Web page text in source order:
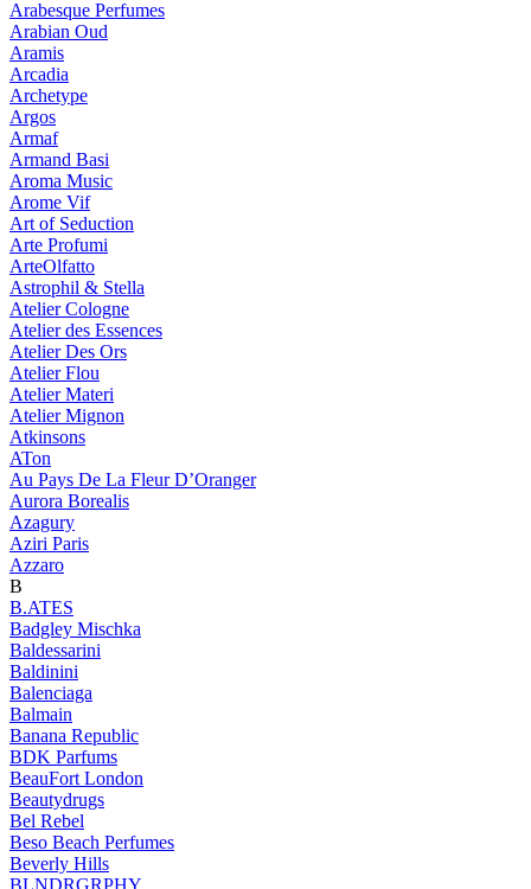
Arabesque Perfumes
Arabian Oud
Aramis
Arcadia
Archetype
Argos
Armaf
Armand Basi
Aroma Music
Arome Vif
Art of Seduction
Arte Profumi
ArteOlfatto
Astrophil & Stella
Atelier Cologne
Atelier des Essences
Atelier Des Ors
Atelier Flou
Atelier Materi
Atelier Mignon
Atkinsons
ATon
Au Pays De La Fleur D’Oranger
Aurora Borealis
Azagury
Aziri Paris
Azzaro
B
B.ATES
Badgley Mischka
Baldessarini
Baldinini
Balenciaga
Balmain
Banana Republic
BDK Parfums
BeauFort London
Beautydrugs
Bel Rebel
Beso Beach Perfumes
Beverly Hills
BLNDRGRPHY